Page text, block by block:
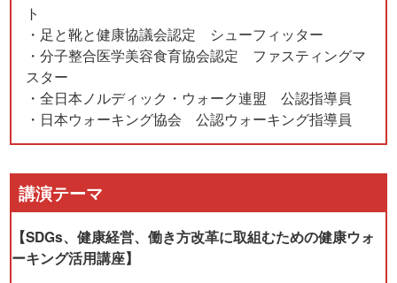
ト
・足と靴と健康協議会認定 シューフィッター
・分子整合医学美容食育協会認定 ファスティングマ
スター
・全日本ノルディック・ウォーク連盟 公認指導員
・日本ウォーキング協会 公認ウォーキング指導員
講演テーマ
【SDGs、健康経営、働き方改革に取組むための健康ウォ
ーキング活用講座】